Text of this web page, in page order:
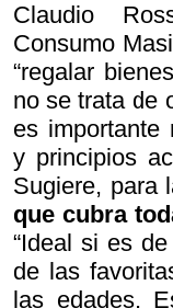
Claudio
Consumo
“regalar
no se trata de
es importante
y principios
Sugiere, para
que cubra
“Ideal si es
de las
las edades.